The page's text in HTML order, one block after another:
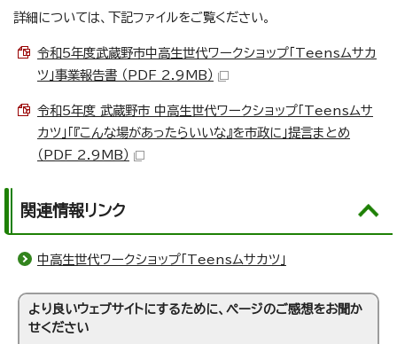
詳細については、下記ファイルをご覧ください。
令和5年度武蔵野市中高生世代ワークショップ「Teensムサカ
ツ」事業報告書 （PDF 2.9MB）
令和5年度 武蔵野市 中高生世代ワークショップ「Teensムサ
カツ」「『こんな場があったらいいな』を市政に」提言まとめ
（PDF 2.9MB）
関連情報リンク
中高生世代ワークショップ「Teensムサカツ」
より良いウェブサイトにするために、ページのご感想をお聞か
せください